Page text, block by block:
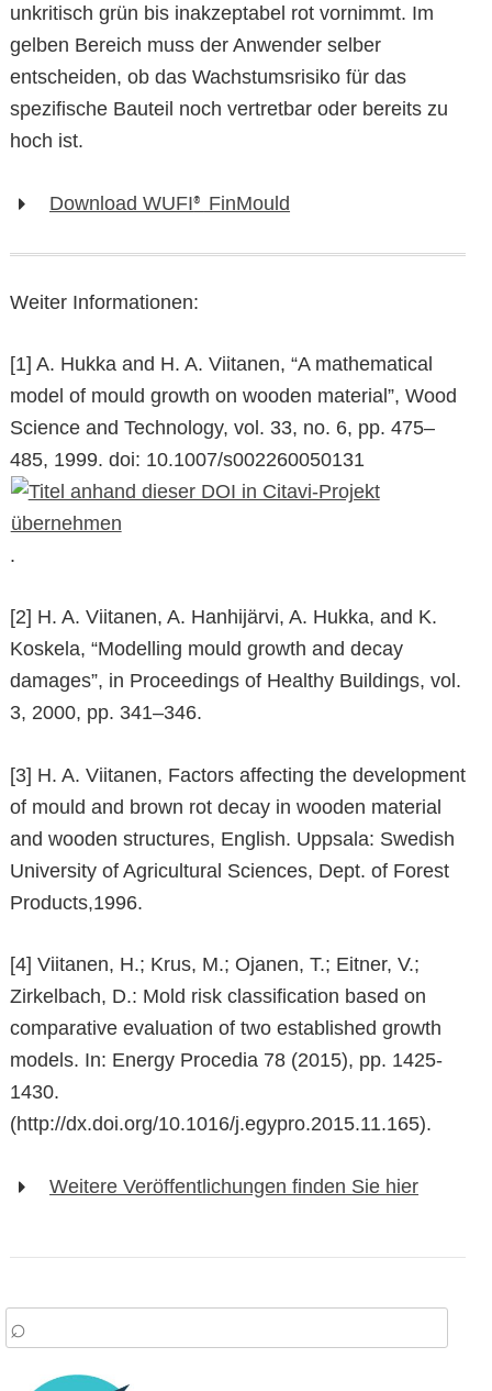
unkritisch grün bis inakzeptabel rot vornimmt. Im
gelben Bereich muss der Anwender selber
entscheiden, ob das Wachstumsrisiko für das
spezifische Bauteil noch vertretbar oder bereits zu
hoch ist.
Download WUFI® FinMould
Weiter Informationen:
[1] A. Hukka and H. A. Viitanen, “A mathematical
model of mould growth on wooden material”, Wood
Science and Technology, vol. 33, no. 6, pp. 475–
485, 1999. doi: 10.1007/s002260050131
.
[2] H. A. Viitanen, A. Hanhijärvi, A. Hukka, and K.
Koskela, “Modelling mould growth and decay
damages”, in Proceedings of Healthy Buildings, vol.
3, 2000, pp. 341–346.
[3] H. A. Viitanen, Factors affecting the development
of mould and brown rot decay in wooden material
and wooden structures, English. Uppsala: Swedish
University of Agricultural Sciences, Dept. of Forest
Products,1996.
[4] Viitanen, H.; Krus, M.; Ojanen, T.; Eitner, V.;
Zirkelbach, D.: Mold risk classification based on
comparative evaluation of two established growth
models. In: Energy Procedia 78 (2015), pp. 1425-
1430.
(http://dx.doi.org/10.1016/j.egypro.2015.11.165).
Weitere Veröffentlichungen finden Sie hier